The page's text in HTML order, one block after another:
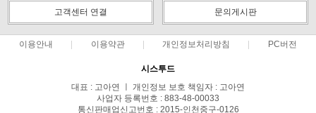
고객센터 연결 문의게시판
이용안내 이용약관 개인정보처리방침 PC버전
시스투드
대표 : 고아연 ㅣ 개인정보 보호 책임자 : 고아연
사업자 등록번호 : 883-48-00033
통신판매업신고번호 : 2015-인천중구-0126